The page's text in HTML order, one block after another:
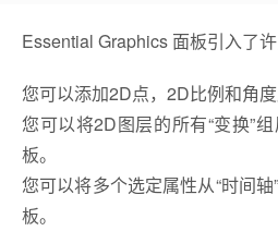
Essential Graphics 面板引入了许
您可以添加2D点，2D比例和角度
您可以将2D图层的所有“变换”
板。
您可以将多个选定属性从“时间轴
板。